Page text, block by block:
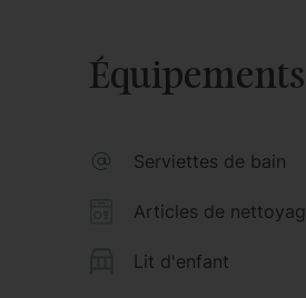
L'avantage d'être en
taxi pour vous rendre à
aider à vous repérer, si
centre de Barcelone) où
Équipements
Serviettes de bain
Articles de
Lit d'enfant